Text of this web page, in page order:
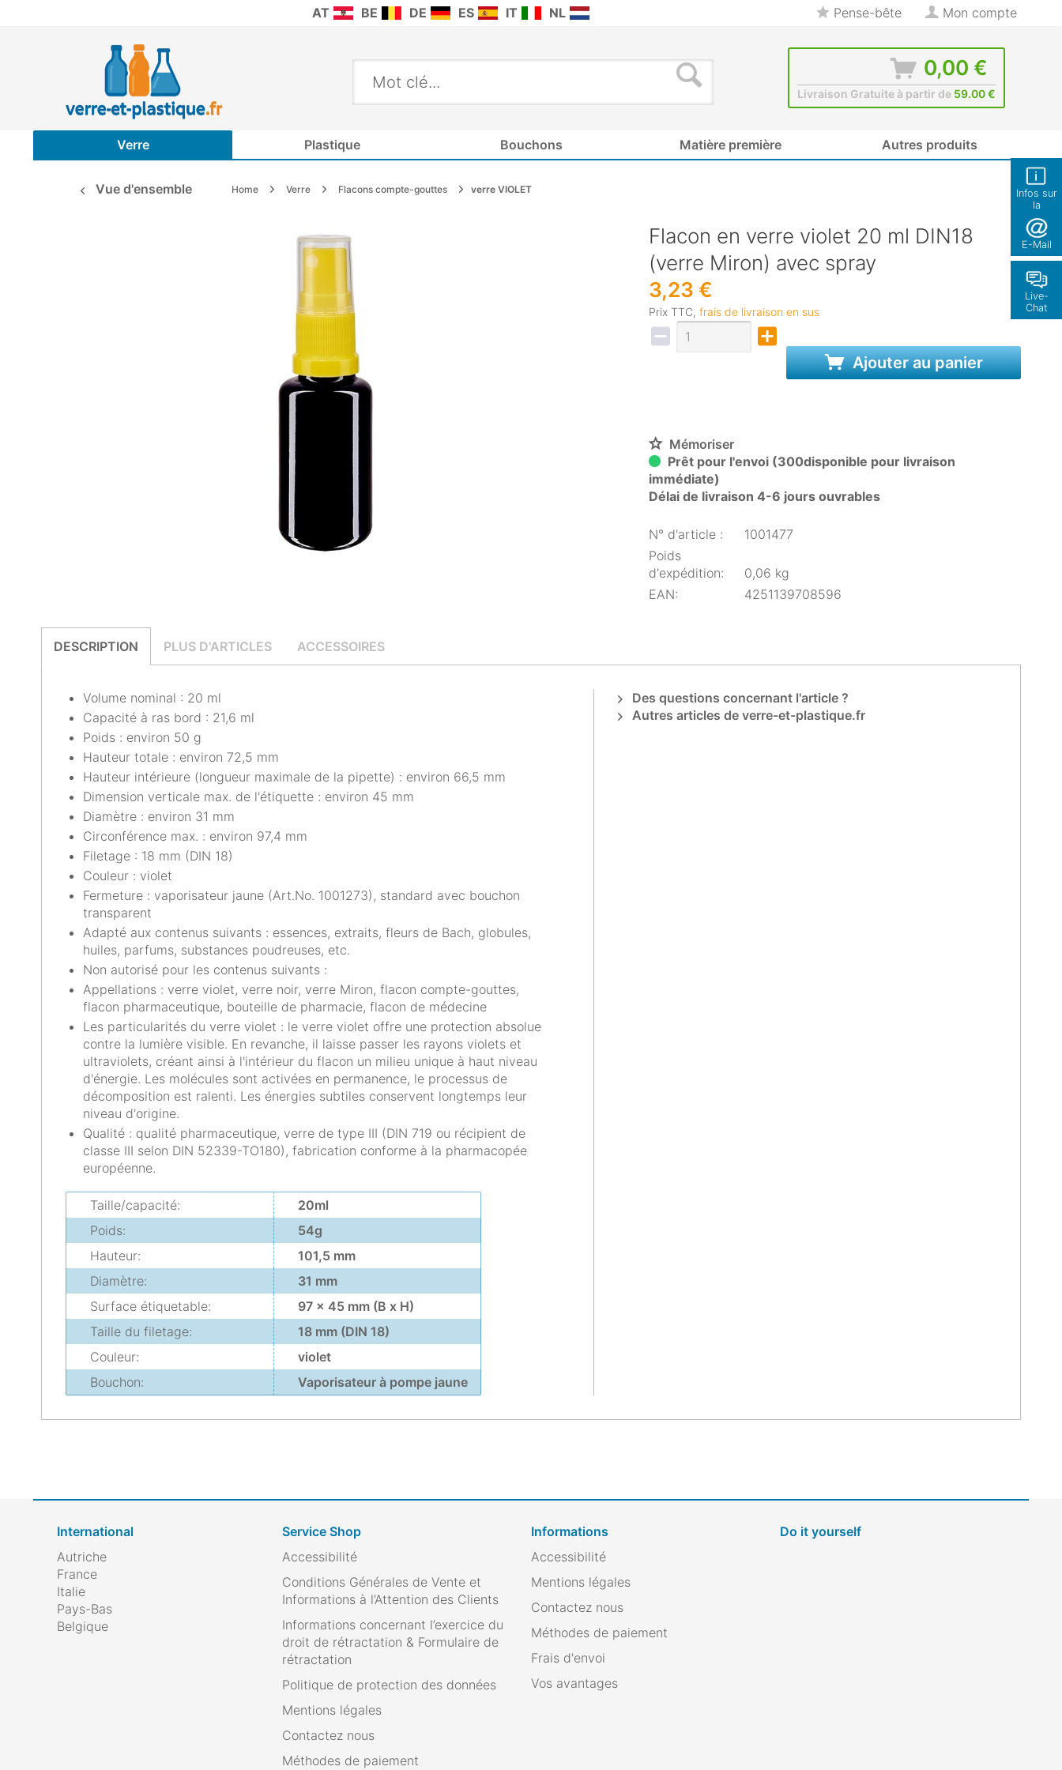
Infos sur
la
boutique
E-Mail
Live-
Chat
AT BE DE ES IT NL Pense-bête Mon compte
0,00 €
Livraison Gratuite à partir de 59.00 €
Verre Plastique Bouchons Matière première Autres produits
Vue d'ensemble Home Verre Flacons compte-gouttes verre VIOLET
Flacon en verre violet 20 ml DIN18
(verre Miron) avec spray
3,23 €
Prix TTC, frais de livraison en sus
Ajouter au panier
Mémoriser
Prêt pour l'envoi (300disponible pour livraison
immédiate)
Délai de livraison 4-6 jours ouvrables
N° d'article :
1001477
Poids
d'expédition:
0,06 kg
EAN:
4251139708596
DESCRIPTION PLUS D'ARTICLES ACCESSOIRES
Volume nominal : 20 ml
Capacité à ras bord : 21,6 ml
Poids : environ 50 g
Hauteur totale : environ 72,5 mm
Hauteur intérieure (longueur maximale de la pipette) : environ 66,5 mm
Dimension verticale max. de l'étiquette : environ 45 mm
Diamètre : environ 31 mm
Circonférence max. : environ 97,4 mm
Filetage : 18 mm (DIN 18)
Couleur : violet
Fermeture : vaporisateur jaune (Art.No. 1001273), standard avec bouchon
transparent
Adapté aux contenus suivants : essences, extraits, fleurs de Bach, globules,
huiles, parfums, substances poudreuses, etc.
Non autorisé pour les contenus suivants :
Appellations : verre violet, verre noir, verre Miron, flacon compte-gouttes,
flacon pharmaceutique, bouteille de pharmacie, flacon de médecine
Les particularités du verre violet : le verre violet offre une protection absolue
contre la lumière visible. En revanche, il laisse passer les rayons violets et
ultraviolets, créant ainsi à l'intérieur du flacon un milieu unique à haut niveau
d'énergie. Les molécules sont activées en permanence, le processus de
décomposition est ralenti. Les énergies subtiles conservent longtemps leur
niveau d'origine.
Qualité : qualité pharmaceutique, verre de type III (DIN 719 ou récipient de
classe III selon DIN 52339-TO180), fabrication conforme à la pharmacopée
européenne.
Taille/capacité:
20ml
Poids:
54g
Hauteur:
101,5 mm
Diamètre:
31 mm
Surface étiquetable:
97 x 45 mm (B x H)
Taille du filetage:
18 mm (DIN 18)
Couleur:
violet
Bouchon:
Vaporisateur à pompe jaune
Des questions concernant l'article ?
Autres articles de verre-et-plastique.fr
International
Autriche
France
Italie
Pays-Bas
Belgique
Service Shop
Accessibilité
Conditions Générales de Vente et
Informations à l’Attention des Clients
Informations concernant l’exercice du
droit de rétractation & Formulaire de
rétractation
Politique de protection des données
Mentions légales
Contactez nous
Méthodes de paiement
Informations
Accessibilité
Mentions légales
Contactez nous
Méthodes de paiement
Frais d'envoi
Vos avantages
Do it yourself